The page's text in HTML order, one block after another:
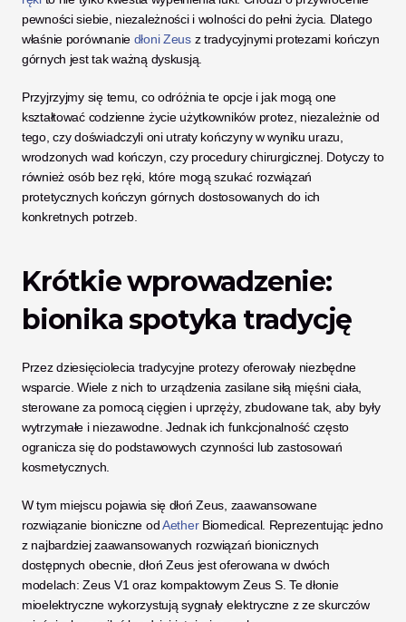
pewności siebie, niezależności i wolności do pełni życia. Dlatego
właśnie porównanie dłoni Zeus z tradycyjnymi protezami kończyn
górnych jest tak ważną dyskusją.
Przyjrzyjmy się temu, co odróżnia te opcje i jak mogą one
kształtować codzienne życie użytkowników protez, niezależnie od
tego, czy doświadczyli oni utraty kończyny w wyniku urazu,
wrodzonych wad kończyn, czy procedury chirurgicznej. Dotyczy to
również osób bez ręki, które mogą szukać rozwiązań
protetycznych kończyn górnych dostosowanych do ich
konkretnych potrzeb.
Krótkie wprowadzenie:
bionika spotyka tradycję
Przez dziesięciolecia tradycyjne protezy oferowały niezbędne
wsparcie. Wiele z nich to urządzenia zasilane siłą mięśni ciała,
sterowane za pomocą cięgien i uprzęży, zbudowane tak, aby były
wytrzymałe i niezawodne. Jednak ich funkcjonalność często
ogranicza się do podstawowych czynności lub zastosowań
kosmetycznych.
W tym miejscu pojawia się dłoń Zeus, zaawansowane
rozwiązanie bioniczne od Aether Biomedical. Reprezentując jedno
z najbardziej zaawansowanych rozwiązań bionicznych
dostępnych obecnie, dłoń Zeus jest oferowana w dwóch
modelach: Zeus V1 oraz kompaktowym Zeus S. Te dłonie
mioelektryczne wykorzystują sygnały elektryczne z ze skurczów